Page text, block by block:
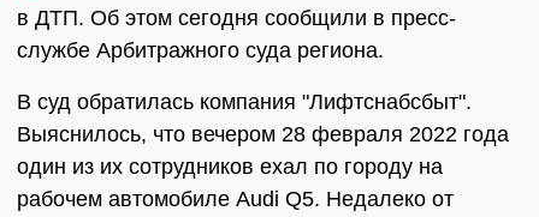
в ДТП. Об этом сегодня сообщили в пресс-
службе Арбитражного суда региона.
В суд обратилась компания "Лифтснабсбыт".
Выяснилось, что вечером 28 февраля 2022 года
один из их сотрудников ехал по городу на
рабочем автомобиле Audi Q5. Недалеко от